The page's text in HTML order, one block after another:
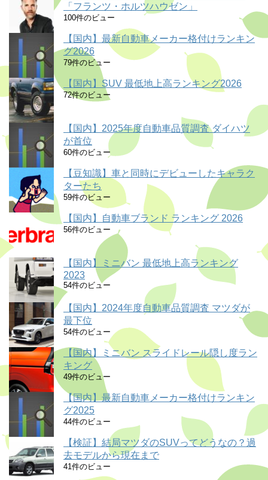
「フランツ・ホルツハウゼン」
100件のビュー
【国内】最新自動車メーカー格付けランキン
グ2026
79件のビュー
【国内】SUV 最低地上高ランキング2026
72件のビュー
【国内】2025年度自動車品質調査 ダイハツ
が首位
60件のビュー
【豆知識】車と同時にデビューしたキャラク
ターたち
59件のビュー
【国内】自動車ブランド ランキング 2026
56件のビュー
【国内】ミニバン 最低地上高ランキング
2023
54件のビュー
【国内】2024年度自動車品質調査 マツダが
最下位
54件のビュー
【国内】ミニバン スライドレール隠し度ラン
キング
49件のビュー
【国内】最新自動車メーカー格付けランキン
グ2025
44件のビュー
【検証】結局マツダのSUVってどうなの？過
去モデルから現在まで
41件のビュー